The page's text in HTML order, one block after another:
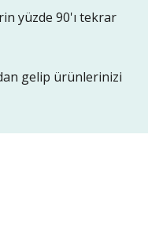
yüzde 90'ı tekrar
gelip ürünlerinizi